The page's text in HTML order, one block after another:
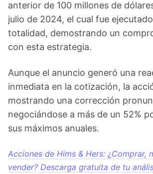
anterior de 100 millones de
julio de 2024, el cual fue
totalidad, demostrando un
con esta estrategia.
Aunque el anuncio generó una
inmediata en la cotización, la
mostrando una corrección
negociándose a más de un 52%
sus máximos anuales.
Acciones de Hims & Hers: ¿Comprar,
vender? Descarga gratuita de tu